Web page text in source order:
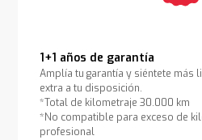
1+1 años de garantía
Amplía tu garantía y siéntete más
extra a tu disposición.
*Total de kilometraje 30.000 km
*No compatible para exceso de
profesional